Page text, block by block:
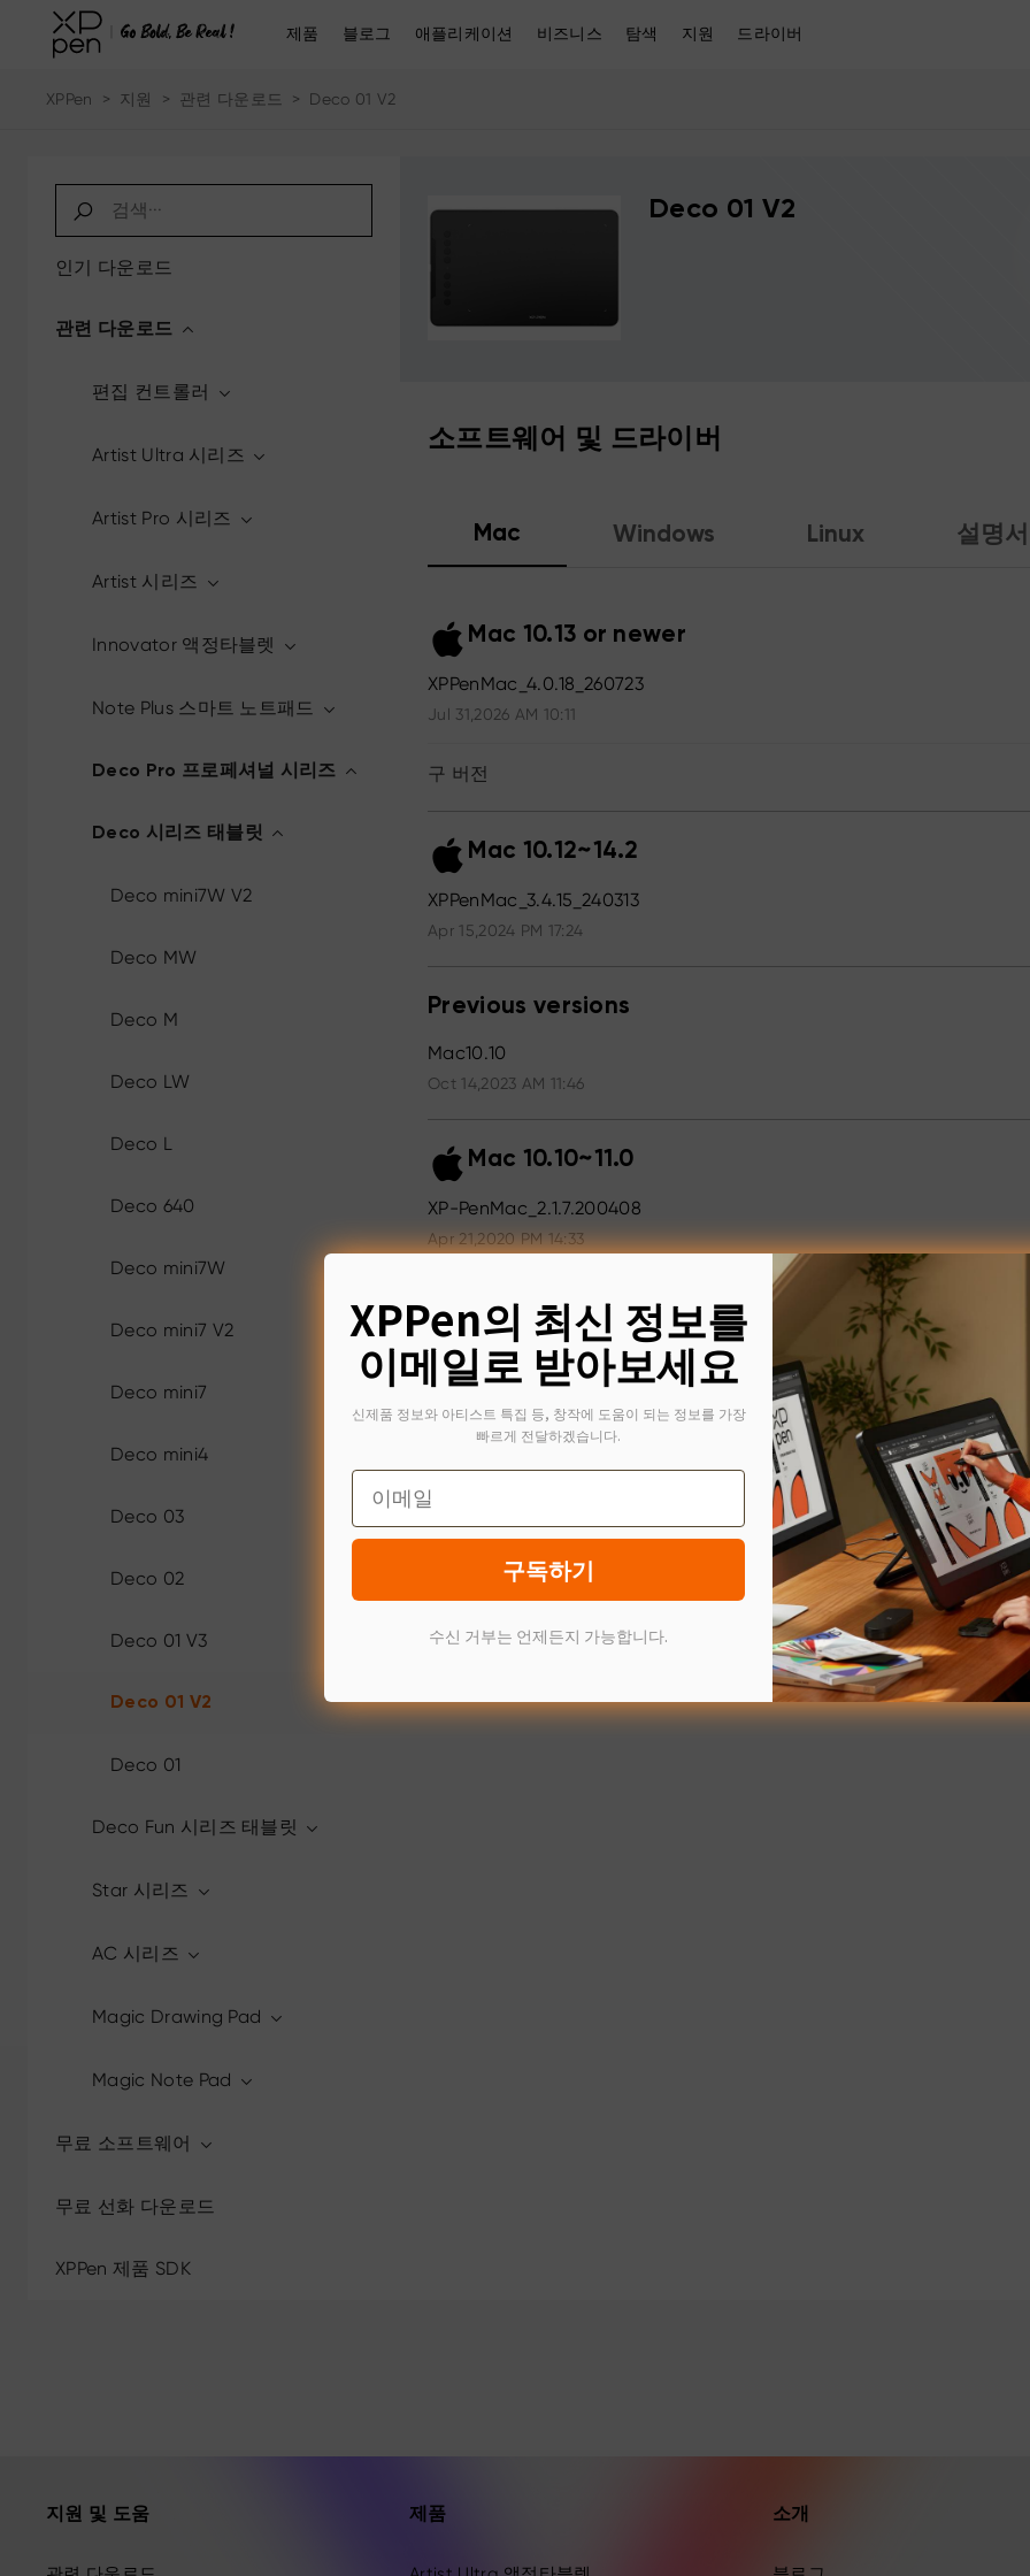
제품 블로그 애플리케이션 비즈니스 탐색 지원 드라이버
XPPen > 지원 > 관련 다운로드 > Deco 01 V2
인기 다운로드
관련 다운로드
편집 컨트롤러
Artist Ultra 시리즈
Artist Pro 시리즈
Artist 시리즈
Innovator 액정타블렛
Note Plus 스마트 노트패드
Deco Pro 프로페셔널 시리즈
Deco 시리즈 태블릿
Deco mini7W V2
Deco MW
Deco M
Deco LW
Deco L
Deco 640
Deco mini7W
Deco mini7 V2
Deco mini7
Deco mini4
Deco 03
Deco 02
Deco 01 V3
Deco 01 V2
Deco 01
Deco Fun 시리즈 태블릿
Star 시리즈
AC 시리즈
Magic Drawing Pad
Magic Note Pad
무료 소프트웨어
무료 선화 다운로드
XPPen 제품 SDK
Deco 01 V2
소프트웨어 및 드라이버
Mac Windows Linux 설명서
Mac 10.13 or newer
XPPenMac_4.0.18_260723
Jul 31,2026 AM 10:11
구 버전
Mac 10.12~14.2
XPPenMac_3.4.15_240313
Apr 15,2024 PM 17:24
Previous versions
Mac10.10
Oct 14,2023 AM 11:46
Mac 10.10~11.0
XP-PenMac_2.1.7.200408
Apr 21,2020 PM 14:33
지원 및 도움 제품 소개
XPPen의 최신 정보를
이메일로 받아보세요
신제품 정보와 아티스트 특집 등, 창작에 도움이 되는 정보를 가장
빠르게 전달하겠습니다.
Email
구독하기
수신 거부는 언제든지 가능합니다.